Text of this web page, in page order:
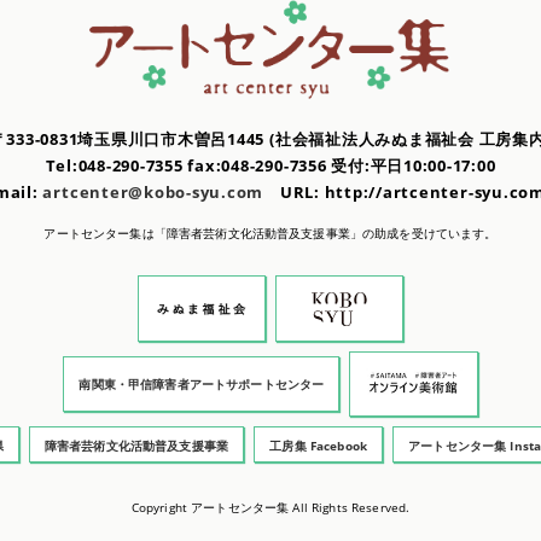
333-0831埼玉県川口市木曽呂1445 (社会福祉法人みぬま福祉会 工房集
Tel:048-290-7355 fax:048-290-7356受付:平日10:00-17:00
artcenter@kobo-syu.com URL: http://artcenter-
アートセンター集は「障害者芸術文化活動普及支援事業」の助成を受けています。
南関東・甲信障害者アートサポートセンター
障害者芸術文化活動普及支援事業 工房集 Facebook アートセンター集
Copyright アートセンター集 All Rights Reserved.